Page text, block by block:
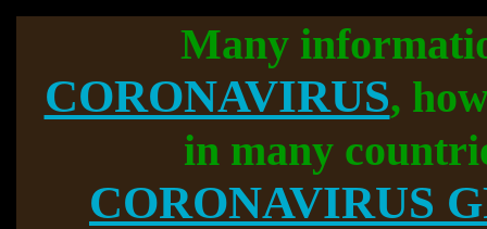
Many
CORONAVIRUS,
in many
CORONAVIRUS